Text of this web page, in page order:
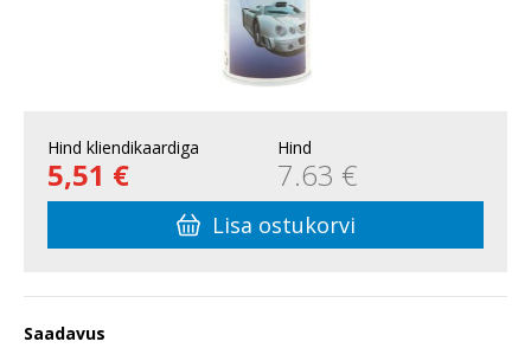
Hind kliendikaardiga
5,51 €
Hind
7.63 €
Lisa ostukorvi
Saadavus